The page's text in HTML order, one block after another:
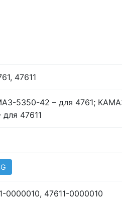
47611
5350-42 – для 4761;
для 47611
0000010, 47611-0000010